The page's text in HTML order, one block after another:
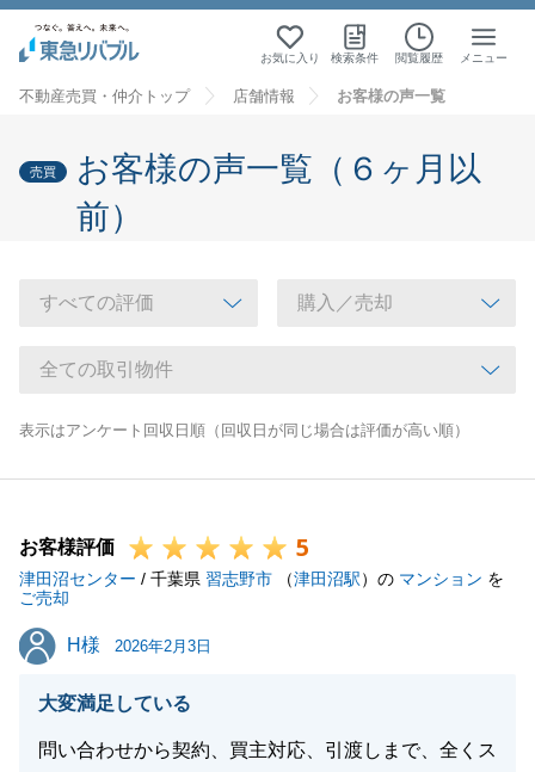
お気に入り 検索条件 閲覧履歴 メニュー
不動産売買・仲介トップ 店舗情報 お客様の声一覧
売買
お客様の声一覧（６ヶ月以
前）
表示はアンケート回収日順（回収日が同じ場合は評価が高い順）
お客様評価 5
津田沼センター / 千葉県 習志野市 （津田沼駅）の マンション を
ご売却
H様
H様 2026年2月3日
大変満足している
問い合わせから契約、買主対応、引渡しまで、全くス